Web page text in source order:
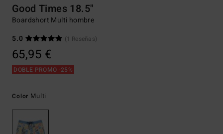
Good Times 18.5"
Boardshort Multi hombre
5.0
(1 Reseñas)
65,95 €
DOBLE PROMO -25%
Color Multi